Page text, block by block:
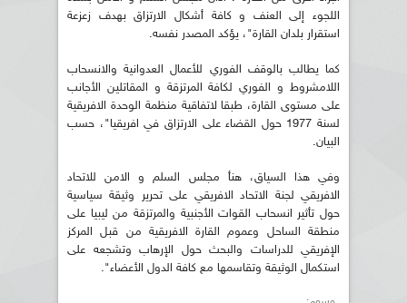
اللجوء إلى العنف و كافة أشكال الارتزاق بهدف زعزعة
استقرار بلدان القارة"، يؤكد المصدر نفسه.
كما يطالب بالوقف الفوري للأعمال العدوانية والانسحاب
اللامشروط و الفوري لكافة المرتزقة و المقاتلين الأجانب
على مستوى القارة، طبقا لاتفاقية منظمة الوحدة الافريقية
لسنة 1977 حول القضاء على الارتزاق في افريقيا"، حسب
البيان.
وفي هذا السياق، هنأ مجلس السلم و الامن للاتحاد
الافريقي لجنة الاتحاد الافريقي على تحرير وثيقة سياسية
حول تأثير انسحاب القوات الأجنبية والمرتزقة من ليبيا على
منطقة الساحل وعموم القارة الافريقية من قبل المركز
الإفريقي للدراسات والبحث حول الإرهاب وتشجعه على
استكمال الوثيقة وتقاسمها مع كافة الدول الأعضاء".